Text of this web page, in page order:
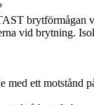
brytförmågan
vid brytning.
med ett motstånd